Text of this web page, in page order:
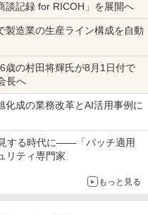
談記録 for RICOH」を展開へ
製造業の生産ライン構成を自動
の村田将輝氏が8月1日付で
長へ
化成の業務改革とAI活用事例に
する時代に――「パッチ適用
リティ専門家
もっと見る